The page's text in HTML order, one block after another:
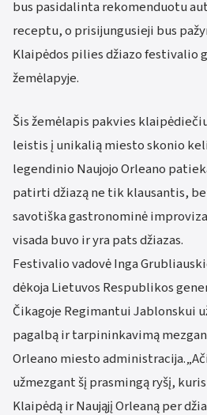
bus pasidalinta rekomenduotu
receptu, o prisijungusieji bus
Klaipėdos pilies džiazo festivalio
žemėlapyje.
Šis žemėlapis pakvies
leistis į unikalią miesto skonio
legendinio Naujojo Orleano
patirti džiazą ne tik klausantis,
savotiška gastronominė
visada buvo ir yra pats džiazas.
Festivalio vadovė Inga
dėkoja Lietuvos Respublikos
Čikagoje Regimantui Jablonskui
pagalbą ir tarpininkavimą
Orleano miesto
užmezgant šį prasmingą ryšį, kuris
Klaipėdą ir Naująjį Orleaną per